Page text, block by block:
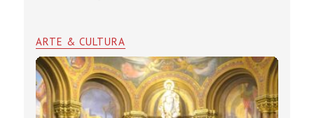
ARTE & CULTURA